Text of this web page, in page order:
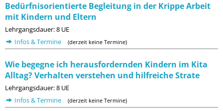
Bedürfnisorientierte Begleitung in der Krippe Arbeit
mit Kindern und Eltern
Lehrgangsdauer: 8 UE
Infos & Termine
(derzeit keine Termine)
Wie begegne ich herausfordernden Kindern im Kita
Alltag? Verhalten verstehen und hilfreiche Strate
Lehrgangsdauer: 8 UE
Infos & Termine
(derzeit keine Termine)